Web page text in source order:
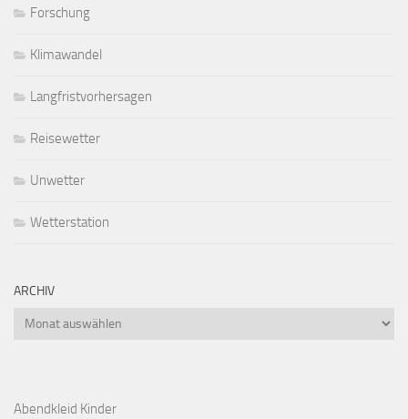
Forschung
Klimawandel
Langfristvorhersagen
Reisewetter
Unwetter
Wetterstation
ARCHIV
Archiv
Abendkleid Kinder